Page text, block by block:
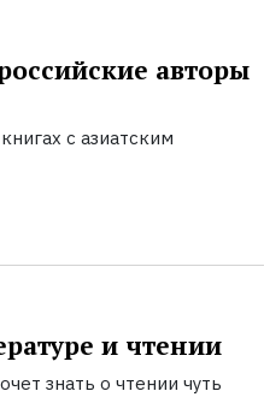
авторы
с азиатским
и чтении
знать о чтении чуть